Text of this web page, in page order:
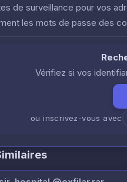
de surveillance pour vos
les mots de passe des
Vérifiez si vos
ou inscrivez-vous avec